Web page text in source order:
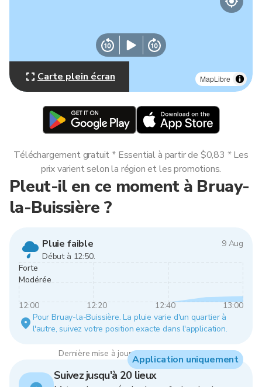
MapLibre
Carte plein écran
Pleut-il en ce moment à Bruay-
la-Buissière ?
Pluie faible
9 Aug
Début à 12:50.
Forte
Modérée
12:00 12:20 12:40
13:00
Pour Bruay-la-Buissière. La pluie varie d'un quartier à
l'autre, suivez votre position exacte dans l'application.
Dernière mise à jour : 12:00, 9 Aug 2026
Téléchargement gratuit * Essential à partir de $0,83 * Les
prix varient selon la région et les promotions.
Suivez jusqu'à 20 lieux
Application uniquement